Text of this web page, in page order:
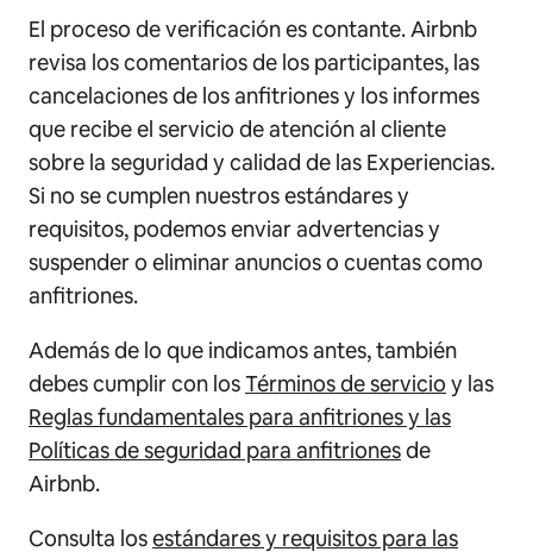
El proceso de verificación es contante. Airbnb
revisa los comentarios de los participantes, las
cancelaciones de los anfitriones y los informes
que recibe el servicio de atención al cliente
sobre la seguridad y calidad de las Experiencias.
Si no se cumplen nuestros estándares y
requisitos, podemos enviar advertencias y
suspender o eliminar anuncios o cuentas como
anfitriones.
Además de lo que indicamos antes, también
debes cumplir con losTérminos de servicio y las
Reglas fundamentales para anfitriones y las
Políticas de seguridad para anfitrionesde
Airbnb.
Consulta losestándares y requisitos para las